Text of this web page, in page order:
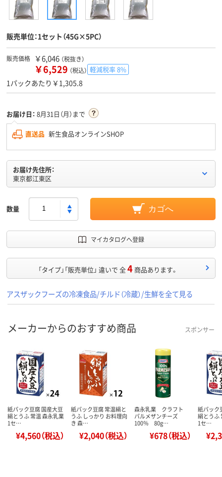
販売単位：1セット（45G×5PC）
販売価格 ￥6,046 （税抜き）
￥6,529 （税込） 軽減税率 8%
1パックあたり￥1,305.8
お届け日： 8月31日（月）まで
直送品 新生食品オンラインSHOP
お届け先住所：
東京都江東区
数量 カゴへ
マイカタログへ登録
「タイプ」「販売単位」 違いで 全4 商品あります。
アスザックフーズの冷凍食品/チルド（冷蔵）/生鮮を全て見る
メーカーからのおすすめ商品 スポンサー
紙パック豆腐 国産大豆
絹とうふ 常温 森永乳業
1セ…
¥4,560（税込）
紙パック豆腐 常温絹と
うふ しっかり お料理向
き 森…
¥2,040（税込）
森永乳業 クラフト
パルメザンチーズ
100％ 80g…
¥678（税込）
紙パック
絹とうふ
1セ…